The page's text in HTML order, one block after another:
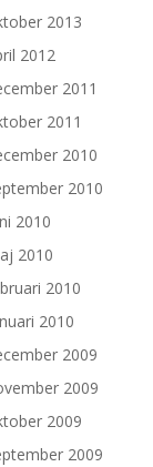
2013
2012
2011
2011
2010
2010
2010
2010
2010
2010
2009
2009
2009
2009